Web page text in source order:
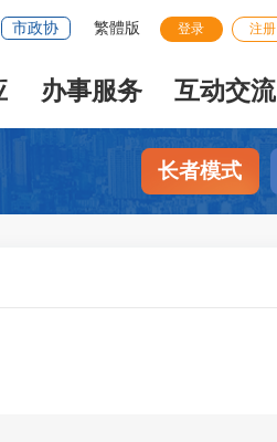
市政协 繁體版 登录 注册
办事服务 互动交流
长者模式